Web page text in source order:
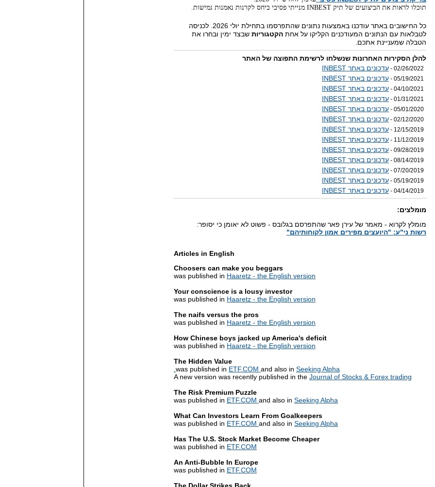
תוכלו לראות את הביצועים של תיק INBEST מנייתי פסיבי ביחס לקרנות נאמנות גמישות.
כל החישובים באתר עודכנו באמצעות נתונים שהתפרסמו בתחילת יולי 2026. לכניסה
לטבלאות עם הנתונים המעודכנים הקליקו על אחת הקטגוריות שבצד ימין ובחרו את
הטבלה שמעניינת אתכם.
להלן הסקירות האחרונות שנשלחו לרשימת התפוצה של האתר
02/26/2022 - עדכונים באתר INBEST
05/19/2021 - עדכונים באתר INBEST
04/10/2021 - עדכונים באתר INBEST
01/31/2021 - עדכונים באתר INBEST
05/01/2020 - עדכונים באתר INBEST
02/12/2020 - עדכונים באתר INBEST
12/15/2019 - עדכונים באתר INBEST
11/12/2019 - עדכונים באתר INBEST
09/28/2019 - עדכונים באתר INBEST
08/14/2019 - עדכונים באתר INBEST
07/20/2019 - עדכונים באתר INBEST
05/19/2019 - עדכונים באתר INBEST
04/14/2019 - עדכונים באתר INBEST
מומלצים:
מומלץ לקרוא - מאמר של עירן פאר שהתפרסם בגלובס - פשוט לא יאומן כי יסופר:
רשות ני"ע: "היועצים מפירים אמון לקוחותיהם"
Articles in English
Choosers can make you beggars
was published in Haaretz - the English version
Your conscience is a lousy investor
was published in Haaretz - the English version
The naifs versus the pros
was published in Haaretz - the English version
How Chinese boys jacked up America's deficit
was published in Haaretz - the English version
The Hidden Value
was published in ETF.COM and also in Seeking Alpha.
A new version was recently published in the Journal of Stocks & Forex trading
The Risk Premium Puzzle
was published in ETF.COM and also in Seeking Alpha
What Can Investors Learn From Goalkeepers
was published in ETF.COM and also in Seeking Alpha
Has The U.S. Stock Market Become Cheaper
was published in ETF.COM
An Anti-Bubble In Europe
was published in ETF.COM